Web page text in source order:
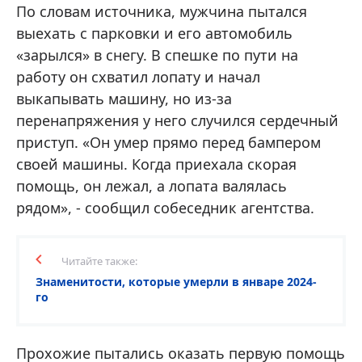
По словам источника, мужчина пытался
выехать с парковки и его автомобиль
«зарылся» в снегу. В спешке по пути на
работу он схватил лопату и начал
выкапывать машину, но из-за
перенапряжения у него случился сердечный
приступ. «Он умер прямо перед бампером
своей машины. Когда приехала скорая
помощь, он лежал, а лопата валялась
рядом», - сообщил собеседник агентства.
Читайте также:
Знаменитости, которые умерли в январе 2024-
го
Прохожие пытались оказать первую помощь